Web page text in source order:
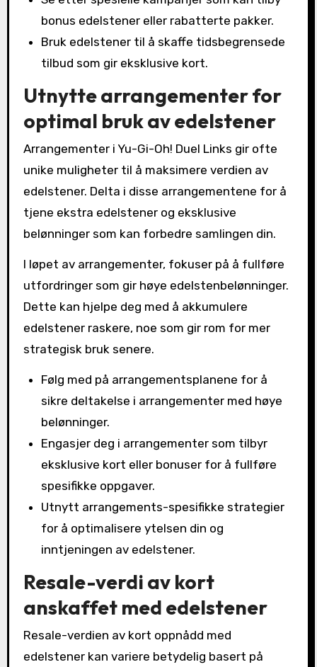
bonus edelstener eller rabatterte pakker.
Bruk edelstener til å skaffe tidsbegrensede
tilbud som gir eksklusive kort.
Utnytte arrangementer for
optimal bruk av edelstener
Arrangementer i Yu-Gi-Oh! Duel Links gir ofte
unike muligheter til å maksimere verdien av
edelstener. Delta i disse arrangementene for å
tjene ekstra edelstener og eksklusive
belønninger som kan forbedre samlingen din.
I løpet av arrangementer, fokuser på å fullføre
utfordringer som gir høye edelstenbelønninger.
Dette kan hjelpe deg med å akkumulere
edelstener raskere, noe som gir rom for mer
strategisk bruk senere.
Følg med på arrangementsplanene for å
sikre deltakelse i arrangementer med høye
belønninger.
Engasjer deg i arrangementer som tilbyr
eksklusive kort eller bonuser for å fullføre
spesifikke oppgaver.
Utnytt arrangements-spesifikke strategier
for å optimalisere ytelsen din og
inntjeningen av edelstener.
Resale-verdi av kort
anskaffet med edelstener
Resale-verdien av kort oppnådd med
edelstener kan variere betydelig basert på